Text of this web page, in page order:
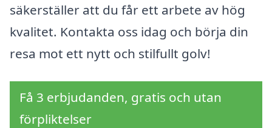
säkerställer att du får ett arbete av hög
kvalitet. Kontakta oss idag och börja din
resa mot ett nytt och stilfullt golv!
Få 3 erbjudanden, gratis och utan
förpliktelser